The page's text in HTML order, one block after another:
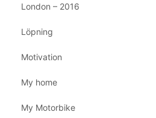
London – 2016
Löpning
Motivation
My home
My Motorbike